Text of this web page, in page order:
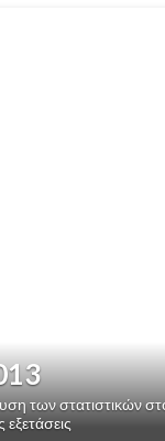
των στατιστικών